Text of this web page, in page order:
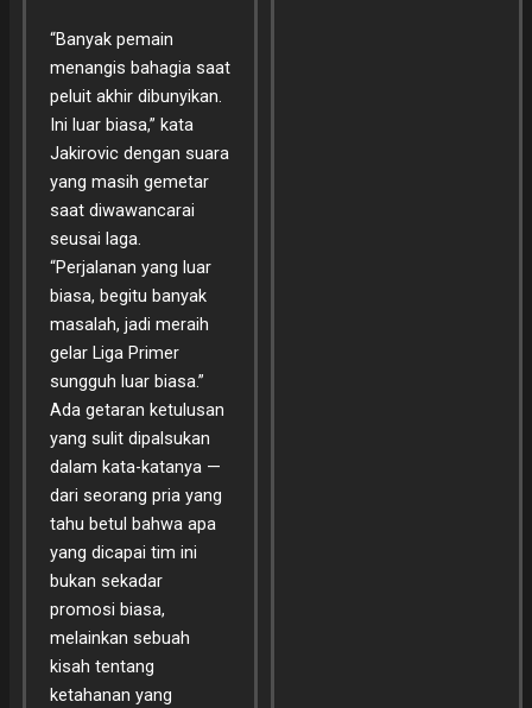
“Banyak pemain
menangis bahagia saat
peluit akhir dibunyikan.
Ini luar biasa,” kata
Jakirovic dengan suara
yang masih gemetar
saat diwawancarai
seusai laga.
“Perjalanan yang luar
biasa, begitu banyak
masalah, jadi meraih
gelar Liga Primer
sungguh luar biasa.”
Ada getaran ketulusan
yang sulit dipalsukan
dalam kata-katanya —
dari seorang pria yang
tahu betul bahwa apa
yang dicapai tim ini
bukan sekadar
promosi biasa,
melainkan sebuah
kisah tentang
ketahanan yang